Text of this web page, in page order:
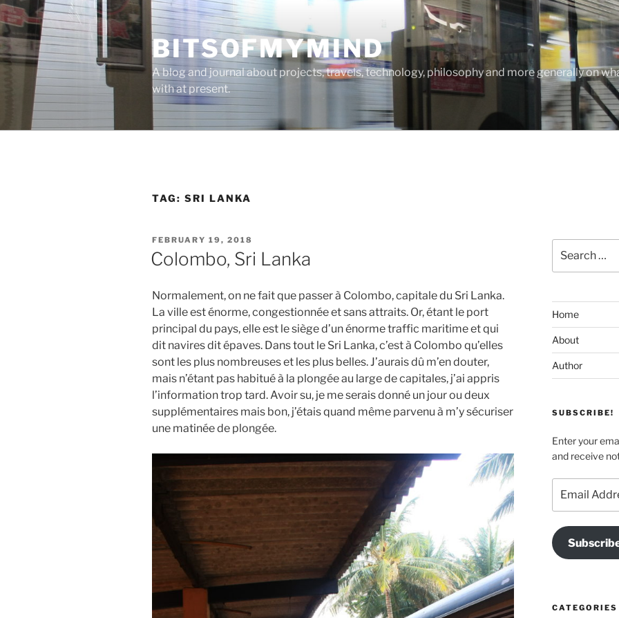
Skip
to
content
BITSOFMYMIND
A blog and journal about projects, travels, technology, philosophy and more generally on
with at present.
TAG: SRI LANKA
POSTED
ON
FEBRUARY 19, 2018
Colombo, Sri Lanka
Normalement, on ne fait que passer à Colombo, capitale du Sri Lanka.
La ville est énorme, congestionnée et sans attraits. Or, étant le port
principal du pays, elle est le siège d’un énorme traffic maritime et qui
dit navires dit épaves. Dans tout le Sri Lanka, c’est à Colombo qu’elles
sont les plus nombreuses et les plus belles. J’aurais dû m’en douter,
mais n’étant pas habitué à la plongée au large de capitales, j’ai appris
l’information trop tard. Avoir su, je me serais donné un jour ou deux
supplémentaires mais bon, j’étais quand même parvenu à m’y sécuriser
une matinée de plongée.
for:
Home
About
Author
SUBSCRIBE!
Enter your
and receive
Address
CATEGORIES